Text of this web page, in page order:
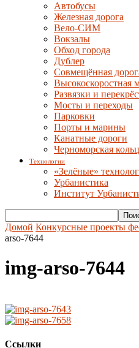
Автобусы
Железная дорога
Вело-СИМ
Вокзалы
Обход города
Дублер
Совмещённая
Высокоскоростная
Развязки и
Мосты и переходы
Парковки
Порты и марины
Канатные дороги
Черноморская
Технологии
«Зелёные»
Урбанистика
Институт
Домой Конкурсные проекты
arso-7644
img-arso-7644
Ссылки